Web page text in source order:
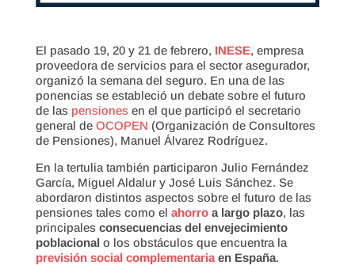
El pasado 19, 20 y 21 de febrero, INESE, empresa
proveedora de servicios para el sector asegurador,
organizó la semana del seguro. En una de las
ponencias se estableció un debate sobre el futuro
de las pensionesen el que participó el secretario
general de OCOPEN (Organización de Consultores
de Pensiones), Manuel Álvarez Rodríguez.
En la tertulia también participaron Julio Fernández
García, Miguel Aldalur y José Luis Sánchez. Se
abordaron distintos aspectos sobre el futuro de las
pensiones tales como el ahorroa largo plazo, las
principales consecuencias del envejecimiento
poblacional o los obstáculos que encuentra la
previsión social complementariaen España.